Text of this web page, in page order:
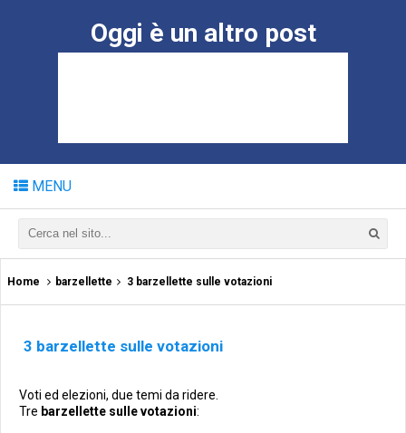
Oggi è un altro post
MENU
Home barzellette 3 barzellette sulle votazioni
3 barzellette sulle votazioni
Voti ed elezioni, due temi da ridere.
Tre barzellette sulle votazioni: